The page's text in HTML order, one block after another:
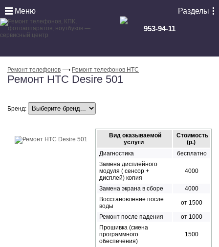
Меню Разделы
953-94-11
Ремонт телефонов ⟶ Ремонт телефонов HTC
Ремонт HTC Desire 501
Бренд:
Вид оказываемой
услуги
Стоимость
(р.)
Диагностика
бесплатно
Замена дисплейного
модуля ( сенсор +
дисплей) копия
4000
Замена экрана в сборе
4000
Восстановление после
воды
от 1500
Ремонт после падения
от 1000
Прошивка (смена
программного
обеспечения)
1500